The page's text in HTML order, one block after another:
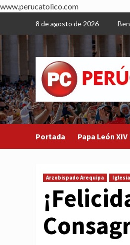
www.perucatolico.com
content
8 de agosto de 2026
Portada Papa León XIV
Arzobispado Arequipa